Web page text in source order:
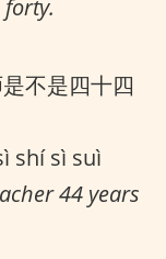
不是四十四
shí sì suì
44 years